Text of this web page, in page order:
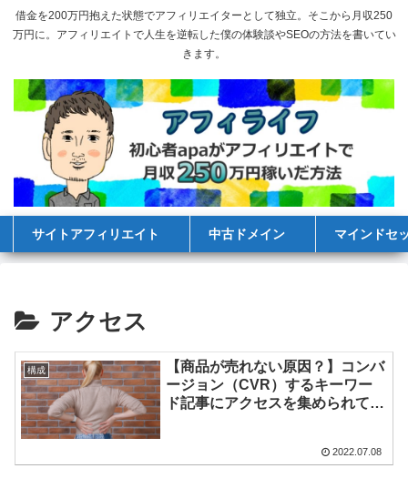
借金を200万円抱えた状態でアフィリエイターとして独立。そこから月収250
万円に。アフィリエイトで人生を逆転した僕の体験談やSEOの方法を書いてい
きます。
サイトアフィリエイト 中古ドメイン マインドセ
アクセス
構成
【商品が売れない原因？】コンバ
ージョン（CVR）するキーワー
ド記事にアクセスを集められてい
2022.07.08